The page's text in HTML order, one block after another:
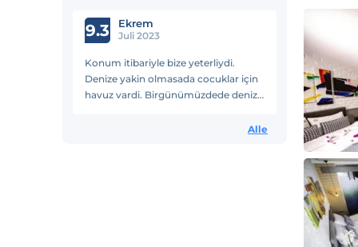
9.3 Ekrem
Juli 2023
Konum itibariyle bize yeterliydi.
Denize yakin olmasada cocuklar için
havuz vardi. Birgünümüzdede denize
Alle